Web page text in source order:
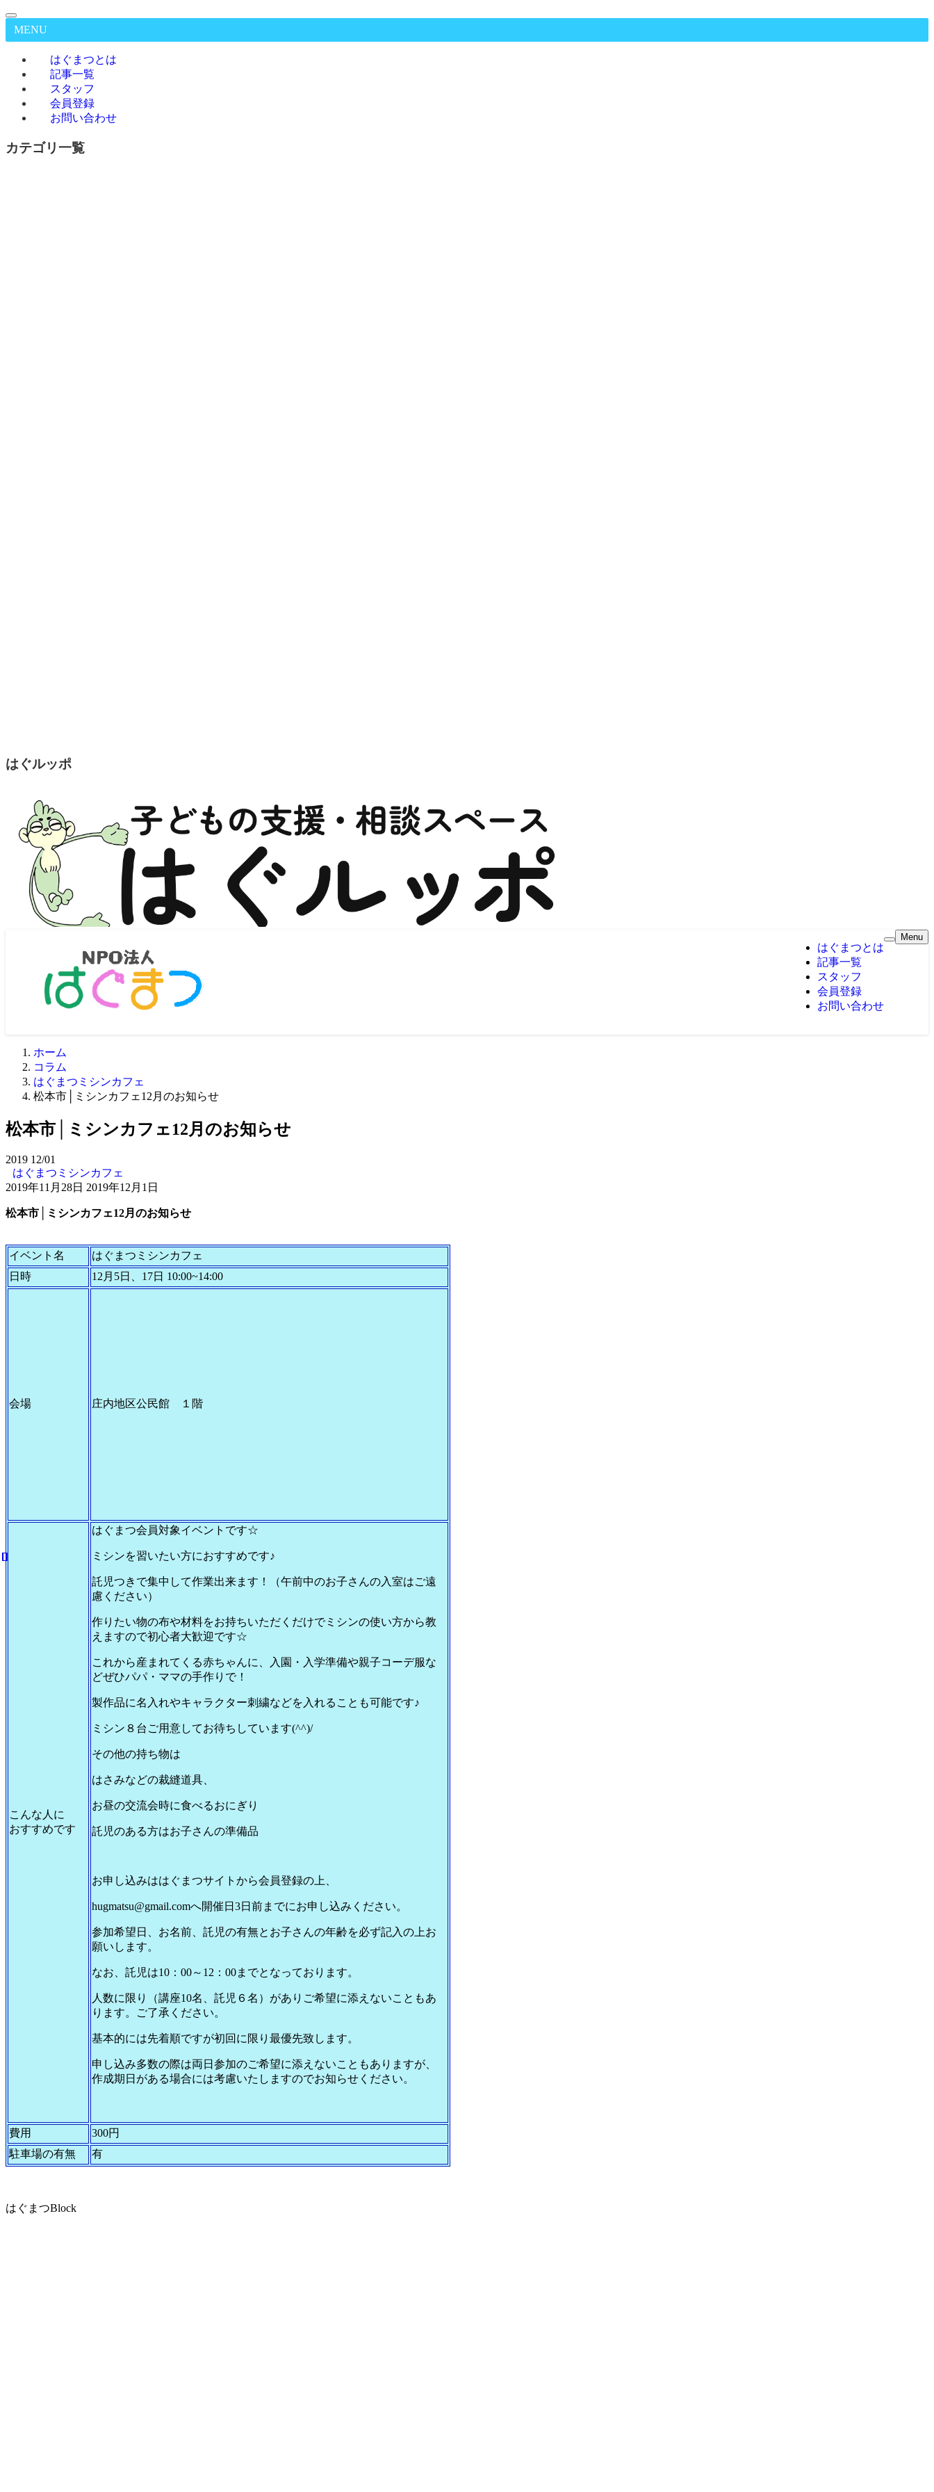
MENU
はぐまつとは
記事一覧
スタッフ
会員登録
お問い合わせ
カテゴリ一覧
はぐルッポ
はぐまつとは
記事一覧
スタッフ
会員登録
お問い合わせ
Menu
ホーム
コラム
はぐまつミシンカフェ
松本市│ミシンカフェ12月のお知らせ
松本市│ミシンカフェ12月のお知らせ
2019 12/01
はぐまつミシンカフェ
2019年11月28日 2019年12月1日
松本市│ミシンカフェ12月のお知らせ
イベント名
はぐまつミシンカフェ
日時
12月5日、17日 10:00~14:00
会場 庄内地区公民館 １階
こんな人に
おすすめです
はぐまつ会員対象イベントです☆
ミシンを習いたい方におすすめです♪
託児つきで集中して作業出来ます！（午前中のお子さんの入室はご遠
慮ください）
作りたい物の布や材料をお持ちいただくだけでミシンの使い方から教
えますので初心者大歓迎です☆
これから産まれてくる赤ちゃんに、入園・入学準備や親子コーデ服な
どぜひパパ・ママの手作りで！
製作品に名入れやキャラクター刺繍などを入れることも可能です♪
ミシン８台ご用意してお待ちしています(^^)/
その他の持ち物は
はさみなどの裁縫道具、
お昼の交流会時に食べるおにぎり
託児のある方はお子さんの準備品
お申し込みははぐまつサイトから会員登録の上、
hugmatsu@gmail.comへ開催日3日前までにお申し込みください。
参加希望日、お名前、託児の有無とお子さんの年齢を必ず記入の上お
願いします。
なお、託児は10：00～12：00までとなっております。
人数に限り（講座10名、託児６名）がありご希望に添えないこともあ
ります。ご了承ください。
基本的には先着順ですが初回に限り最優先致します。
申し込み多数の際は両日参加のご希望に添えないこともありますが、
作成期日がある場合には考慮いたしますのでお知らせください。
費用
300円
駐車場の有無
有
はぐまつBlock